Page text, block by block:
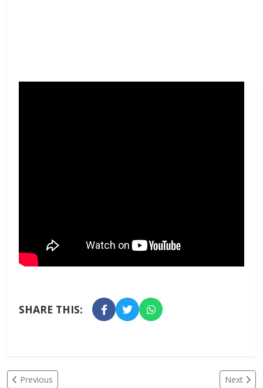
SHARE THIS:
Previous Next